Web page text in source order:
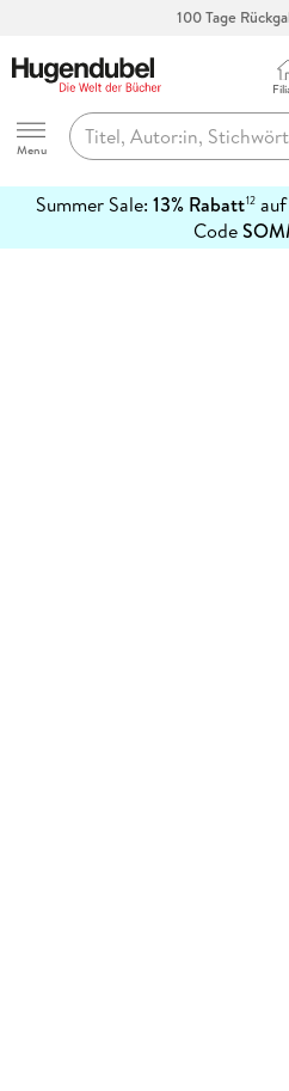
100 Tage
Hugendubel
Menu
Summer Sale: 13% Rabatt12auf
Code
erfahren